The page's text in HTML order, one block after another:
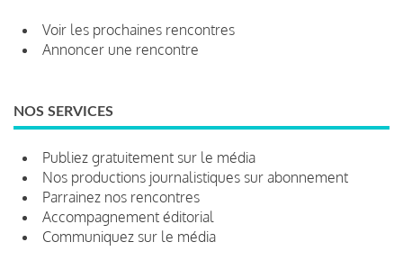
Voir les prochaines rencontres
Annoncer une rencontre
NOS SERVICES
Publiez gratuitement sur le média
Nos productions journalistiques sur abonnement
Parrainez nos rencontres
Accompagnement éditorial
Communiquez sur le média